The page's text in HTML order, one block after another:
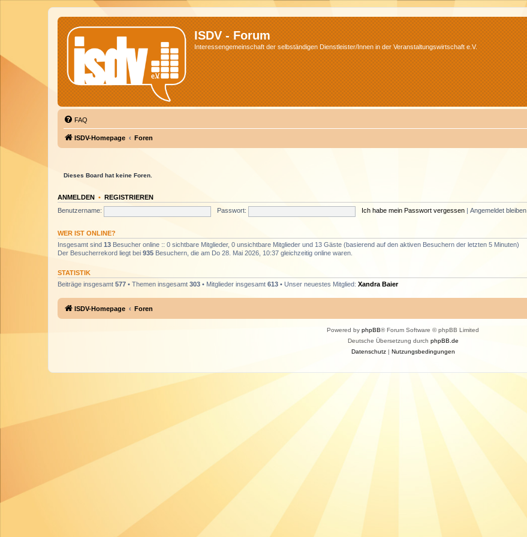
ISDV - Forum
Interessengemeinschaft der selbständigen Dienstleister/Innen in der Veranstaltungswirtschaft e.V.
FAQ
ISDV-Homepage Foren
Dieses Board hat keine Foren.
ANMELDEN • REGISTRIEREN
Benutzername:
Passwort: Ich habe mein Passwort vergessen Angemeldet bleiben
WER IST ONLINE?
Insgesamt sind 13 Besucher online :: 0 sichtbare Mitglieder, 0 unsichtbare Mitglieder und 13 Gäste (basierend auf den aktiven Besuchern der letzten 5 Minuten)
Der Besucherrekord liegt bei 935 Besuchern, die am Do 28. Mai 2026, 10:37 gleichzeitig online waren.
STATISTIK
Beiträge insgesamt 577 • Themen insgesamt 303 • Mitglieder insgesamt 613 • Unser neuestes Mitglied: Xandra Baier
ISDV-Homepage Foren
Powered by phpBB® Forum Software © phpBB Limited
Deutsche Übersetzung durch phpBB.de
Datenschutz| Nutzungsbedingungen